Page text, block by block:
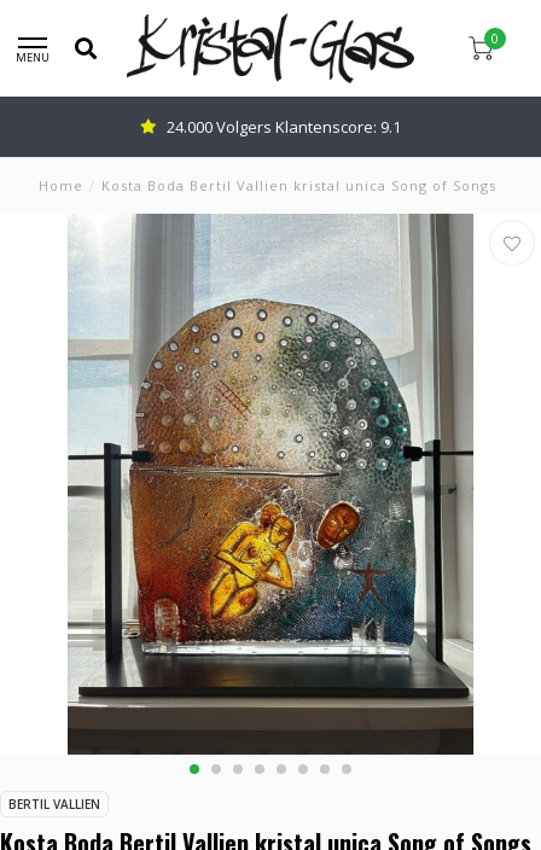
MENU
0
24.000 Volgers Klantenscore: 9.1
Home / Kosta Boda Bertil Vallien kristal unica Song of Songs
BERTIL VALLIEN
Kosta Boda Bertil Vallien kristal unica Song of Songs